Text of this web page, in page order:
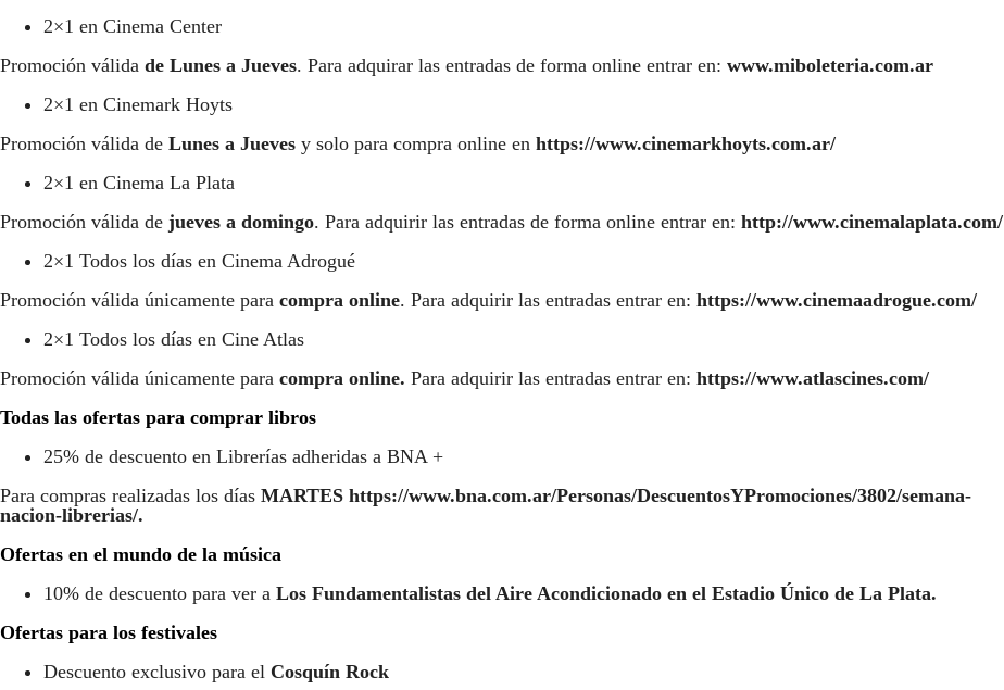
2×1 en Cinema Center
Promoción válida de Lunes a Jueves. Para adquirar las entradas de forma online entrar en: www.miboleteria.com.ar
2×1 en Cinemark Hoyts
Promoción válida de Lunes a Jueves y solo para compra online en https://www.cinemarkhoyts.com.ar/
2×1 en Cinema La Plata
Promoción válida de jueves a domingo. Para adquirir las entradas de forma online entrar en: http://www.cinemalaplata.com/
2×1 Todos los días en Cinema Adrogué
Promoción válida únicamente para compra online. Para adquirir las entradas entrar en: https://www.cinemaadrogue.com/
2×1 Todos los días en Cine Atlas
Promoción válida únicamente para compra online. Para adquirir las entradas entrar en: https://www.atlascines.com/
Todas las ofertas para comprar libros
25% de descuento en Librerías adheridas a BNA +
Para compras realizadas los días MARTES https://www.bna.com.ar/Personas/DescuentosYPromociones/3802/semana-
nacion-librerias/.
Ofertas en el mundo de la música
10% de descuento para ver a Los Fundamentalistas del Aire Acondicionado en el Estadio Único de La Plata.
Ofertas para los festivales
Descuento exclusivo para el Cosquín Rock